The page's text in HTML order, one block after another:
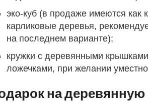
эко-куб (в продаже имеются как
карликовые деревья,
на последнем варианте);
кружки с деревянными
ложечками, при желании
на